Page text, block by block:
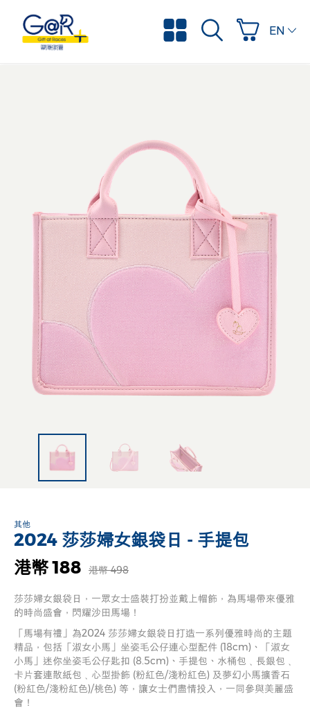
其他
2024 莎莎婦女銀袋日 - 手提包
港幣 188
港幣 498
莎莎婦女銀袋日，一眾女士盛裝打扮並戴上帽飾，為馬場帶來優雅
的時尚盛會，閃耀沙田馬場！
「馬場有禮」為2024 莎莎婦女銀袋日打造一系列優雅時尚的主題
精品，包括「淑女小馬」坐姿毛公仔連心型配件 (18cm)、「淑女
小馬」迷你坐姿毛公仔匙扣 (8.5cm)、手提包、水桶包﹑長銀包﹑
卡片套連散紙包﹑心型掛飾 (粉紅色/淺粉紅色) 及夢幻小馬擴香石
(粉紅色/淺粉紅色)/桃色) 等，讓女士們盡情投入，一同參與美麗盛
會！